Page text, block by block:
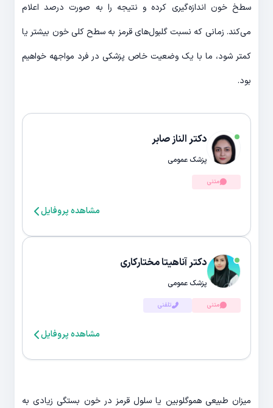
سطخ خون اندازه‌گیری کرده و نتیجه را به صورت درصد اعلام
می‌کند. زمانی که نسبت گلبول‌های قرمز به سطح کلی خون بیشتر یا
کمتر شود، ما با یک وضعیت خاص پزشکی در فرد مواجهه خواهیم
بود.
دکتر الناز صابر
پزشک عمومی
متنی
مشاهده پروفایل
دکتر آناهیتا مختارکاری
پزشک عمومی
متنی تلفنی
مشاهده پروفایل
میزان طبیعی هموگلوبین یا سلول‌ قرمز در خون بستگی زیادی به